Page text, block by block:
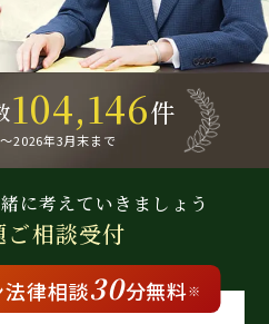
104,146件
2026年3月末まで
に考えていきましょう
ご相談受付
法律相談30分無料※